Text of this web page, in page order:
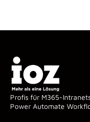
Profis für M365-
Power Automate